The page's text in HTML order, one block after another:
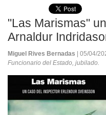
"Las Marismas"
Arnaldur
Miguel Rives Bernadas
| 05/04/
Funcionario del Estado, jubilado.